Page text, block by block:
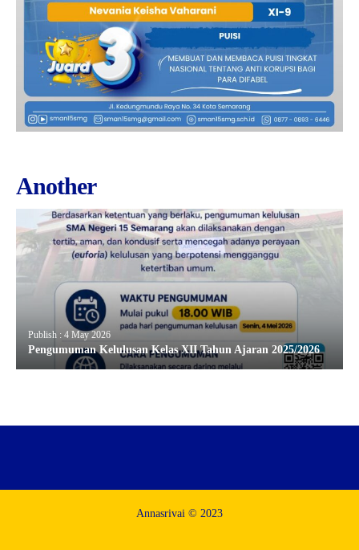
Another
Publish : 4 May 2026
Pengumuman Kelulusan Kelas XII Tahun Ajaran 2025/2026
Annasrivai © 2023